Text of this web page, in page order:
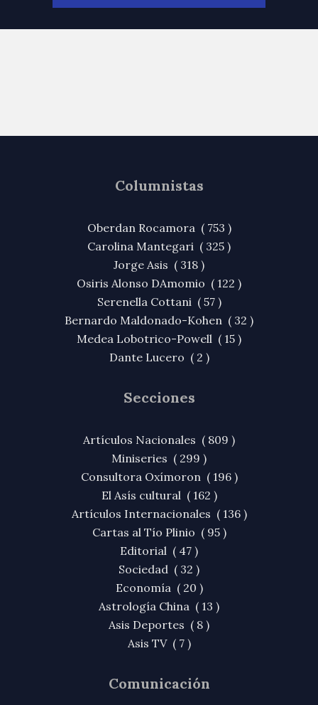
Columnistas
Oberdan Rocamora ( 753 )
Carolina Mantegari ( 325 )
Jorge Asis ( 318 )
Osiris Alonso DAmomio ( 122 )
Serenella Cottani ( 57 )
Bernardo Maldonado-Kohen ( 32 )
Medea Lobotrico-Powell ( 15 )
Dante Lucero ( 2 )
Secciones
Artículos Nacionales ( 809 )
Miniseries ( 299 )
Consultora Oxímoron ( 196 )
El Asís cultural ( 162 )
Artículos Internacionales ( 136 )
Cartas al Tío Plinio ( 95 )
Editorial ( 47 )
Sociedad ( 32 )
Economía ( 20 )
Astrología China ( 13 )
Asis Deportes ( 8 )
Asis TV ( 7 )
Comunicación